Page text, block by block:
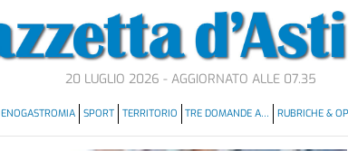
20 LUGLIO 2026 - AGGIORNATO ALLE 07.35
ENOGASTROMIA SPORT TERRITORIO TRE DOMANDE A… RUBRICHE &